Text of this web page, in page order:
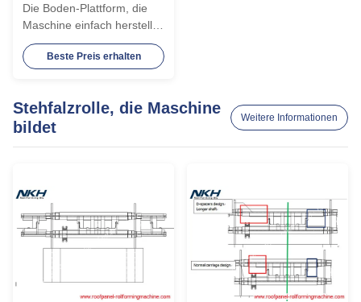
Die Boden-Plattform, die
Maschine einfach herstellt,
funktionieren, rollen,
Maschine für
Stadium
Beste Preis erhalten
Stehfalzrolle, die Maschine
bildet
Weitere Informationen